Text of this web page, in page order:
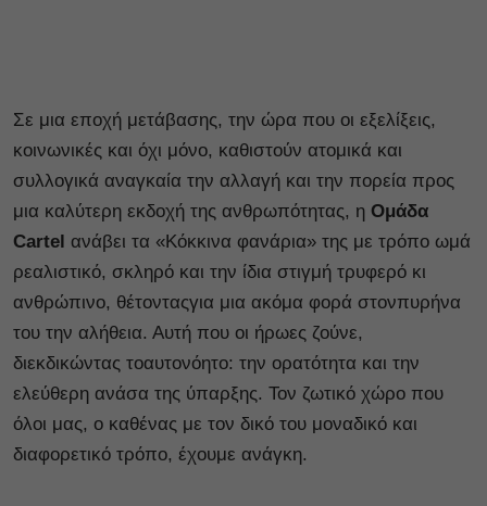
Σε μια εποχή μετάβασης, την ώρα που οι εξελίξεις,
κοινωνικές και όχι μόνο, καθιστούν ατομικά και
συλλογικά αναγκαία την αλλαγή και την πορεία προς
μια καλύτερη εκδοχή της ανθρωπότητας, η Ομάδα
Cartel ανάβει τα «Κόκκινα φανάρια» της με τρόπο ωμά
ρεαλιστικό, σκληρό και την ίδια στιγμή τρυφερό κι
ανθρώπινο, θέτονταςγια μια ακόμα φορά στονπυρήνα
του την αλήθεια. Αυτή που οι ήρωες ζούνε,
διεκδικώντας τοαυτονόητο: την ορατότητα και την
ελεύθερη ανάσα της ύπαρξης. Τον ζωτικό χώρο που
όλοι μας, ο καθένας με τον δικό του μοναδικό και
διαφορετικό τρόπο, έχουμε ανάγκη.